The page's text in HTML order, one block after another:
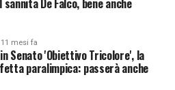
De Falco, bene anche
11 mesi fa
Senato 'Obiettivo Tricolore', la
paralimpica: passerà anche